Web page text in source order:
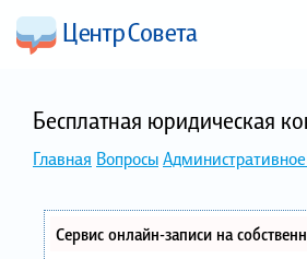
Бесплатная юридическая
Главная Вопросы
Сервис онлайн-записи на